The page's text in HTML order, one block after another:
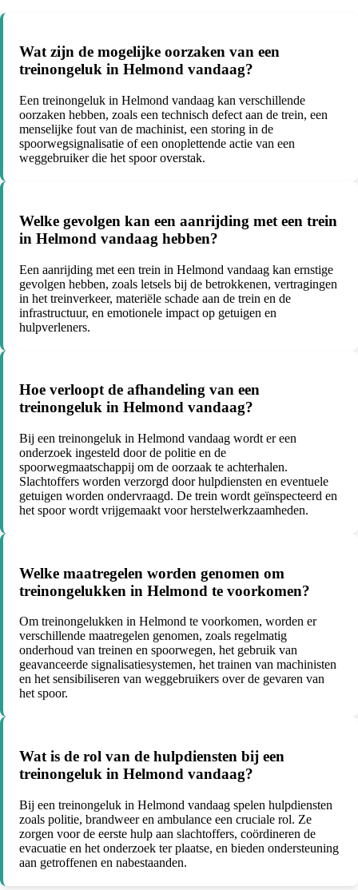
Wat zijn de mogelijke oorzaken van een
treinongeluk in Helmond vandaag?
Een treinongeluk in Helmond vandaag kan verschillende
oorzaken hebben, zoals een technisch defect aan de trein, een
menselijke fout van de machinist, een storing in de
spoorwegsignalisatie of een onoplettende actie van een
weggebruiker die het spoor overstak.
Welke gevolgen kan een aanrijding met een trein
in Helmond vandaag hebben?
Een aanrijding met een trein in Helmond vandaag kan ernstige
gevolgen hebben, zoals letsels bij de betrokkenen, vertragingen
in het treinverkeer, materiële schade aan de trein en de
infrastructuur, en emotionele impact op getuigen en
hulpverleners.
Hoe verloopt de afhandeling van een
treinongeluk in Helmond vandaag?
Bij een treinongeluk in Helmond vandaag wordt er een
onderzoek ingesteld door de politie en de
spoorwegmaatschappij om de oorzaak te achterhalen.
Slachtoffers worden verzorgd door hulpdiensten en eventuele
getuigen worden ondervraagd. De trein wordt geïnspecteerd en
het spoor wordt vrijgemaakt voor herstelwerkzaamheden.
Welke maatregelen worden genomen om
treinongelukken in Helmond te voorkomen?
Om treinongelukken in Helmond te voorkomen, worden er
verschillende maatregelen genomen, zoals regelmatig
onderhoud van treinen en spoorwegen, het gebruik van
geavanceerde signalisatiesystemen, het trainen van machinisten
en het sensibiliseren van weggebruikers over de gevaren van
het spoor.
Wat is de rol van de hulpdiensten bij een
treinongeluk in Helmond vandaag?
Bij een treinongeluk in Helmond vandaag spelen hulpdiensten
zoals politie, brandweer en ambulance een cruciale rol. Ze
zorgen voor de eerste hulp aan slachtoffers, coördineren de
evacuatie en het onderzoek ter plaatse, en bieden ondersteuning
aan getroffenen en nabestaanden.